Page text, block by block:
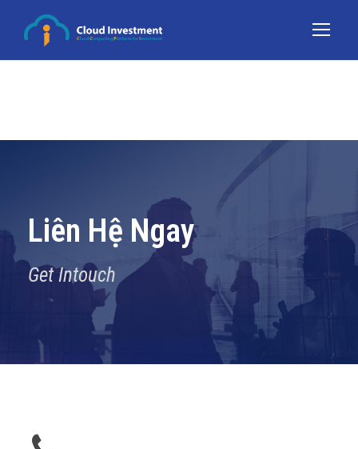
Liên Hệ Ngay
Get Intouch